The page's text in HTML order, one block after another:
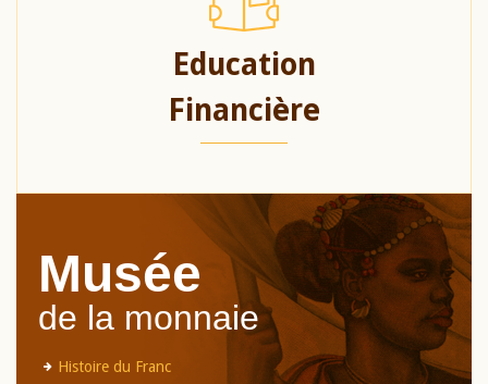
Education
Financière
Musée
de la monnaie
Histoire du Franc